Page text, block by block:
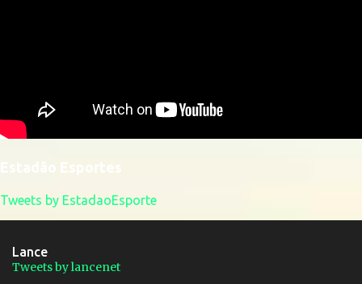
Estadão Esportes
Tweets by EstadaoEsporte
Lance
Tweets by lancenet